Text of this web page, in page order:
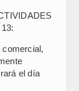
comercial,
el día